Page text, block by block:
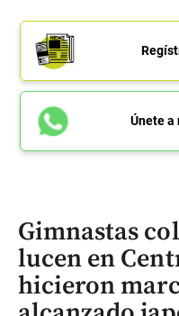
Únete a
Gimnastas
lucen en
hicieron